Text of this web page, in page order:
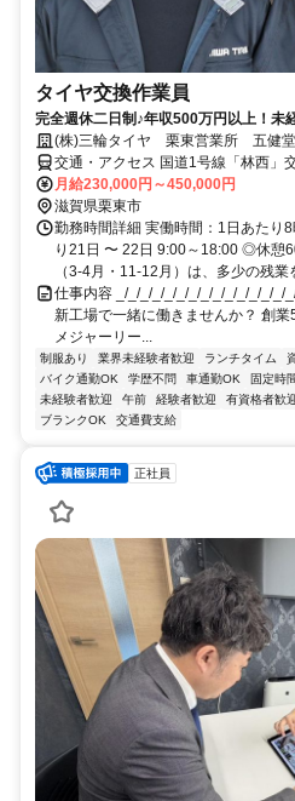
タイヤ交換作業員
完全週休二日制♪年収500万円以上！未
(株)三輪タイヤ 栗東営業所 五健
交通・アクセス 国道1号線「林西」
OK
月給230,000円～450,000円
滋賀県栗東市
勤務時間詳細 実働時間：1日あたり
り21日 〜 22日 9:00～18:00 ◎休憩
（3-4月・11-12月）は、多少の残業
仕事内容 _/_/_/_/_/_/_/_/_/_/_/_/_/_/
新工場で一緒に働きませんか？ 創
メジャーリー...
制服あり 業界未経験者歓迎 ランチタイム
バイク通勤OK
学歴不問 車通勤OK 固定時
未経験者歓迎
午前 経験者歓迎 有資格者歓
ブランクOK
交通費支給
正社員